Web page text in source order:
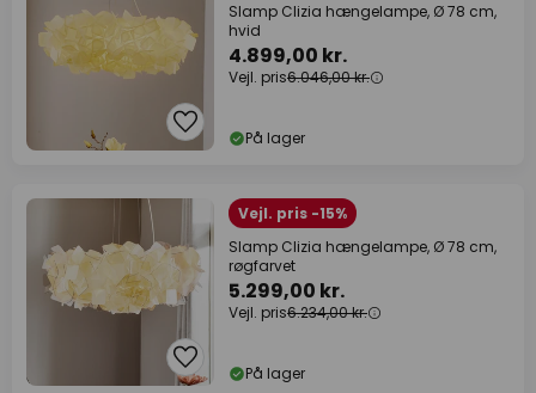
Slamp Clizia hængelampe, Ø 78 cm,
hvid
4.899,00 kr.
Vejl. pris6.046,00 kr.
På lager
Vejl. pris -15%
Slamp Clizia hængelampe, Ø 78 cm,
røgfarvet
5.299,00 kr.
Vejl. pris6.234,00 kr.
På lager